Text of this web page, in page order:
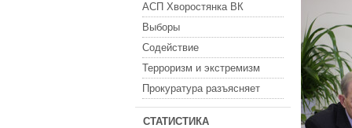
АСП Хворостянка ВК
Выборы
Содействие
Терроризм и экстремизм
Прокуратура разъясняет
СТАТИСТИКА